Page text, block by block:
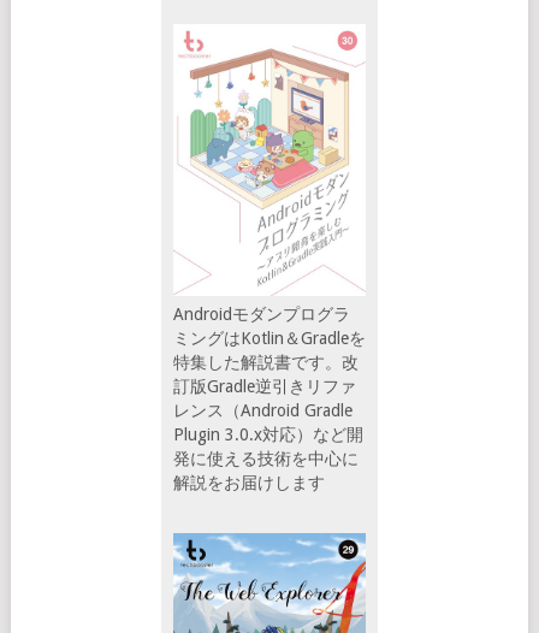
Androidモダンプログラ
ミングはKotlin＆Gradleを
特集した解説書です。改
訂版Gradle逆引きリファ
レンス（Android Gradle
Plugin 3.0.x対応）など開
発に使える技術を中心に
解説をお届けします